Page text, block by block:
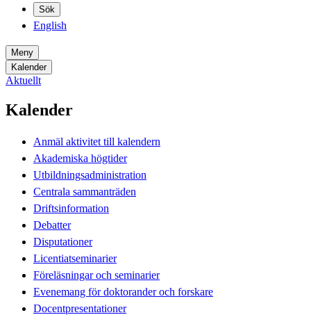
Sök
English
Meny
Kalender
Aktuellt
Kalender
Anmäl aktivitet till kalendern
Akademiska högtider
Utbildningsadministration
Centrala sammanträden
Driftsinformation
Debatter
Disputationer
Licentiatseminarier
Föreläsningar och seminarier
Evenemang för doktorander och forskare
Docentpresentationer